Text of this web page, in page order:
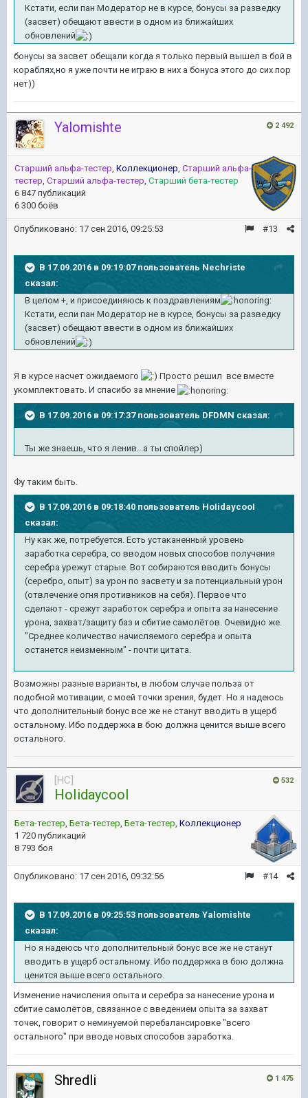
Кстати, если пан Модератор не в курсе, бонусы за разведку
(засвет) обещают ввести в одном из ближайших
обновлений
бонусы за засвет обещали когда я только первый вышел в бой в
кораблях,но я уже почти не играю в них а бонуса этого до сих пор
нет))
2 492
Yalomishte
Старший альфа-тестер Коллекционер Старший альфа-
тестер Старший альфа-тестер Старший бета-тестер
6 847 публикаций
6 300 боёв
#13
Опубликовано: 17 сен 2016, 09:25:53
В 17.09.2016 в 09:19:07 пользователь Nechriste
сказал:
В целом +, и присоединяюсь к поздравлениям
Кстати, если пан Модератор не в курсе, бонусы за разведку
(засвет) обещают ввести в одном из ближайших
обновлений
Я в курсе насчет ожидаемого
Просто решил все вместе
укомплектовать. И спасибо за мнение
В 17.09.2016 в 09:17:37 пользователь DFDMN сказал:
Ты же знаешь, что я ленив...а ты спойлер)
Фу таким быть.
В 17.09.2016 в 09:18:40 пользователь HoIidaycooI
сказал:
Ну как же, потребуется. Есть устаканенный уровень
заработка серебра, со вводом новых способов получения
серебра урежут старые. Вот собираются вводить бонусы
(серебро, опыт) за урон по засвету и за потенциальный урон
(отвлечение огня противников на себя). Первое что
сделают - срежут заработок серебра и опыта за нанесение
урона, захват/защиту баз и сбитие самолётов. Очевидно же.
"Среднее количество начисляемого серебра и опыта
останется неизменным" - почти цитата.
Возможны разные варианты, в любом случае польза от
подобной мотивации, с моей точки зрения, будет. Но я надеюсь
что дополнительный бонус все же не станут вводить в ущерб
остальному. Ибо поддержка в бою должна ценится выше всего
остального.
532
[HC]
HoIidaycooI
Бета-тестер Бета-тестер Бета-тестер Коллекционер
1 720 публикаций
8 793 боя
#14
Опубликовано: 17 сен 2016, 09:32:56
В 17.09.2016 в 09:25:53 пользователь Yalomishte
сказал:
Но я надеюсь что дополнительный бонус все же не станут
вводить в ущерб остальному. Ибо поддержка в бою должна
ценится выше всего остального.
Изменение начисления опыта и серебра за нанесение урона и
сбитие самолётов, связанное с введением опыта за захват
точек, говорит о неминуемой перебалансировке "всего
остального" при вводе новых способов заработка.
1 475
Shredli